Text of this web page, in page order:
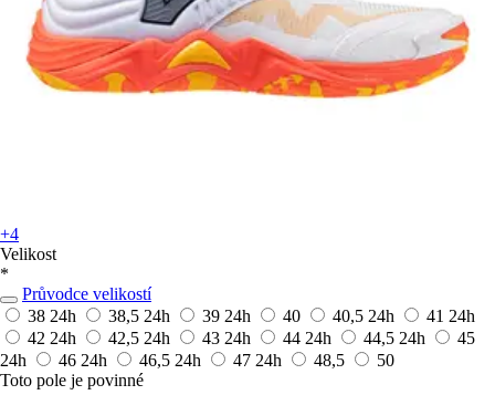
+4
Velikost
*
Průvodce velikostí
38 24h 38,5 24h 39 24h 40 40,5 24h 41 24h
42 24h 42,5 24h 43 24h 44 24h 44,5 24h
45
24h
46 24h 46,5 24h 47 24h 48,5
50
Toto pole je povinné